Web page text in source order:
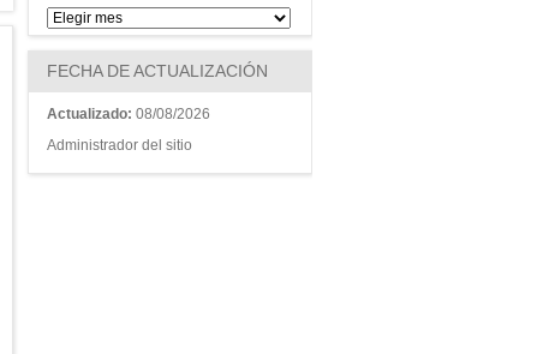
FECHA DE ACTUALIZACIÓN
Actualizado: 08/08/2026
Administrador del sitio